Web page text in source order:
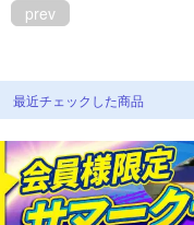
prev
最近チェックした商品